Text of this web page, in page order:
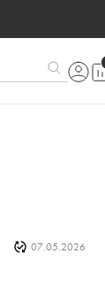
07.05.2026